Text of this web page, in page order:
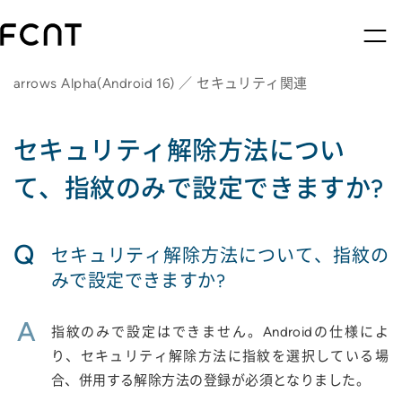
arrows Alpha(Android 16) ／ セキュリティ関連
セキュリティ解除方法につい
て、指紋のみで設定できますか?
Q
セキュリティ解除方法について、指紋の
みで設定できますか?
A
指紋のみで設定はできません。Androidの仕様によ
り、セキュリティ解除方法に指紋を選択している場
合、併用する解除方法の登録が必須となりました。